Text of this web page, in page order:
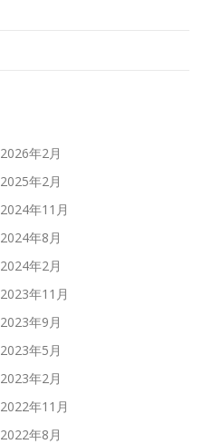
2026年2月
2025年2月
2024年11月
2024年8月
2024年2月
2023年11月
2023年9月
2023年5月
2023年2月
2022年11月
2022年8月